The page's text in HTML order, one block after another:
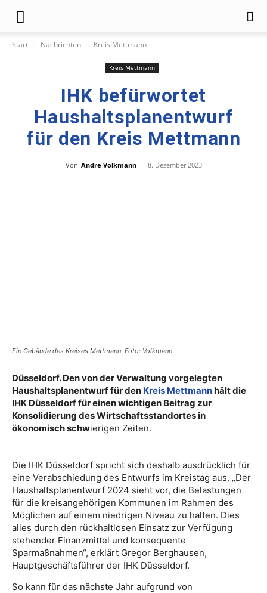
Start Nachrichten Kreis Mettmann
Kreis Mettmann
IHK befürwortet
Haushaltsplanentwurf
für den Kreis Mettmann
Von Andre Volkmann - 8. Dezember 2023
Ein Gebäude des Kreises Mettmann. Foto: Volkmann
Düsseldorf. Den von der Verwaltung vorgelegten
Haushaltsplanentwurf für den Kreis Mettmannhält die
IHK Düsseldorf für einen wichtigen Beitrag zur
Konsolidierung des Wirtschaftsstandortes in
ökonomisch schwierigen Zeiten.
Die IHK Düsseldorf spricht sich deshalb ausdrücklich für
eine Verabschiedung des Entwurfs im Kreistag aus. „Der
Haushaltsplanentwurf 2024 sieht vor, die Belastungen
für die kreisangehörigen Kommunen im Rahmen des
Möglichen auf einem niedrigen Niveau zu halten. Dies
alles durch den rückhaltlosen Einsatz zur Verfügung
stehender Finanzmittel und konsequente
Sparmaßnahmen“, erklärt Gregor Berghausen,
Hauptgeschäftsführer der IHK Düsseldorf.
So kann für das nächste Jahr aufgrund von